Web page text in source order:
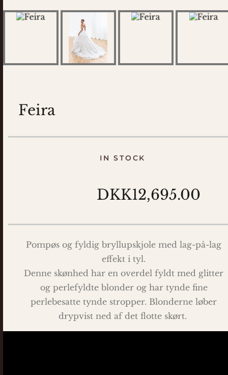
Feira
IN STOCK
DKK12,695.00
Pompøs og fyldig bryllupskjole med lag-på-lag
effekt i tyl.
Denne skønhed har en overdel fyldt med glitter
og perlefyldte blonder og har tynde fine
perlebesatte tynde stropper. Blonderne løber
drypvist ned af det flotte skørt.